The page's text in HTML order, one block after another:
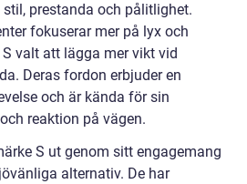
prestanda och pålitlighet.
fokuserar mer på lyx och
valt att lägga mer vikt vid
Deras fordon erbjuder en
och är kända för sin
reaktion på vägen.
S ut genom sitt engagemang
alternativ. De har